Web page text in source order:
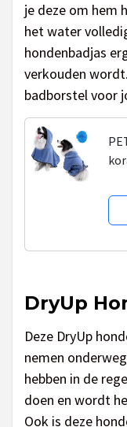
je deze om hem
het water
hondenbadjas
verkouden
badborstel voor
DryUp
Deze DryUp
nemen
hebben in de
doen en wordt
Ook is deze